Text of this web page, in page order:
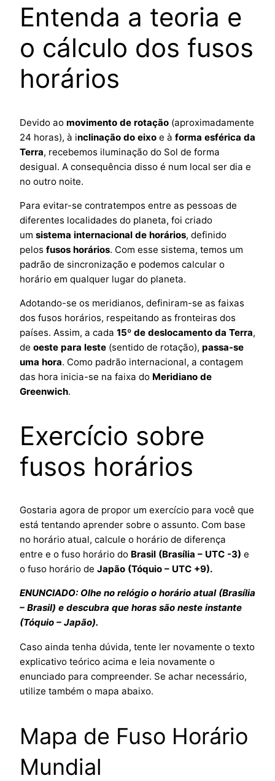
Entenda a teoria e
o cálculo dos fusos
horários
Devido ao movimento de rotação (aproximadamente
24 horas), à inclinação do eixo e à forma esférica da
Terra, recebemos iluminação do Sol de forma
desigual. A consequência disso é num local ser dia e
no outro noite.
Para evitar-se contratempos entre as pessoas de
diferentes localidades do planeta, foi criado
um sistema internacional de horários, definido
pelos fusos horários. Com esse sistema, temos um
padrão de sincronização e podemos calcular o
horário em qualquer lugar do planeta.
Adotando-se os meridianos, definiram-se as faixas
dos fusos horários, respeitando as fronteiras dos
países. Assim, a cada 15º de deslocamento da Terra,
de oeste para leste (sentido de rotação), passa-se
uma hora. Como padrão internacional, a contagem
das hora inicia-se na faixa do Meridiano de
Greenwich.
Exercício sobre
fusos horários
Gostaria agora de propor um exercício para você que
está tentando aprender sobre o assunto. Com base
no horário atual, calcule o horário de diferença
entre e o fuso horário do Brasil (Brasília – UTC -3) e
o fuso horário de Japão (Tóquio – UTC +9).
ENUNCIADO: Olhe no relógio o horário atual (Brasília
– Brasil) e descubra que horas são neste instante
(Tóquio – Japão).
Caso ainda tenha dúvida, tente ler novamente o texto
explicativo teórico acima e leia novamente o
enunciado para compreender. Se achar necessário,
utilize também o mapa abaixo.
Mapa de Fuso Horário
Mundial